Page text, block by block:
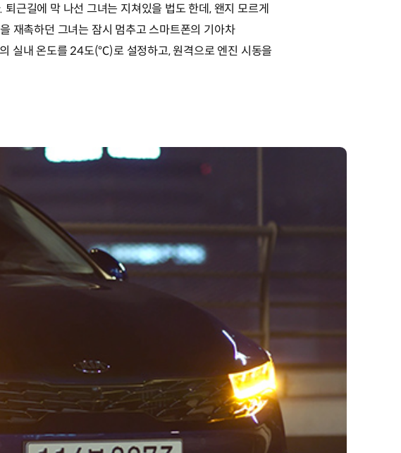
근길에 막 나선 그녀는 지쳐있을 법도 한데, 왠지 모르게
재촉하던 그녀는 잠시 멈추고 스마트폰의 기아차
실내 온도를 24도(℃)로 설정하고, 원격으로 엔진 시동을